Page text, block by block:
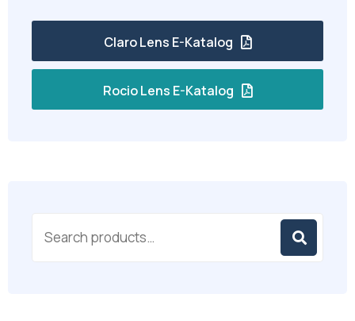
Claro Lens E-Katalog
Rocio Lens E-Katalog